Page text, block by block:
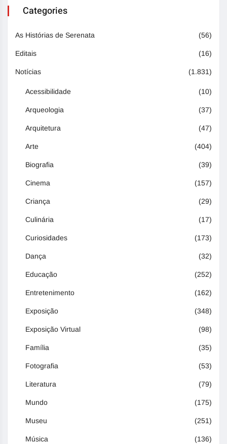
Categories
As Histórias de Serenata (56)
Editais (16)
Notícias (1.831)
Acessibilidade (10)
Arqueologia (37)
Arquitetura (47)
Arte (404)
Biografia (39)
Cinema (157)
Criança (29)
Culinária (17)
Curiosidades (173)
Dança (32)
Educação (252)
Entretenimento (162)
Exposição (348)
Exposição Virtual (98)
Família (35)
Fotografia (53)
Literatura (79)
Mundo (175)
Museu (251)
Música (136)